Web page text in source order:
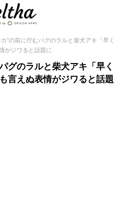
カ”の前に佇むパグのラルと柴犬アキ「早く
がジワると話題に
グのラルと柴犬アキ「早く
言えぬ表情がジワると話題